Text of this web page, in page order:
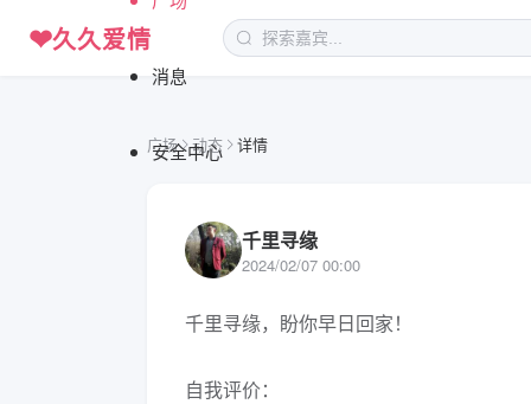
❤久久爱情
消息
安全中心
广场 动态 详情
千里寻缘
2024/02/07 00:00
千里寻缘，盼你早日回家！
自我评价：